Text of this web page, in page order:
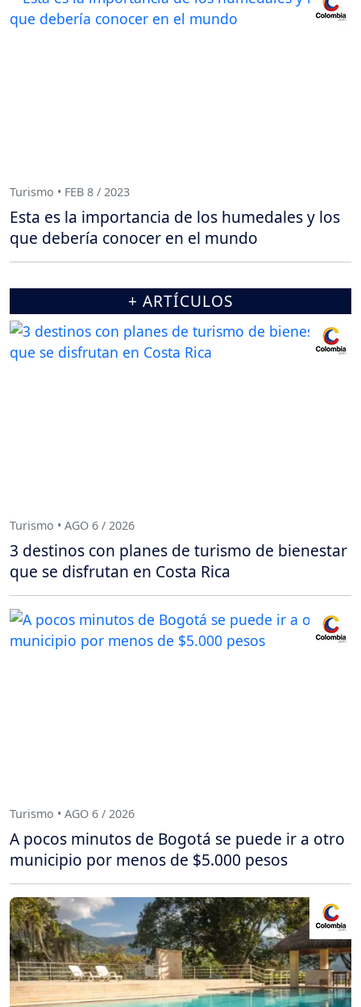
Turismo • FEB 8 / 2023
Esta es la importancia de los humedales y los
que debería conocer en el mundo
+ ARTÍCULOS
Turismo • AGO 6 / 2026
3 destinos con planes de turismo de bienestar
que se disfrutan en Costa Rica
Turismo • AGO 6 / 2026
A pocos minutos de Bogotá se puede ir a otro
municipio por menos de $5.000 pesos